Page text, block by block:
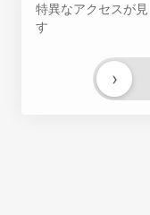
特異なアクセスが
す
›